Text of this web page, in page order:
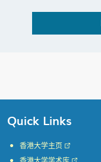
Quick Links
香港大学主页